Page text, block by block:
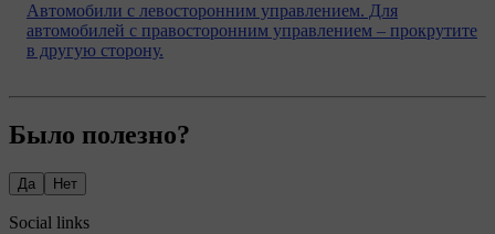
Автомобили с левосторонним управлением. Для
автомобилей с правосторонним управлением – прокрутите
в другую сторону.
Было полезно?
Да Нет